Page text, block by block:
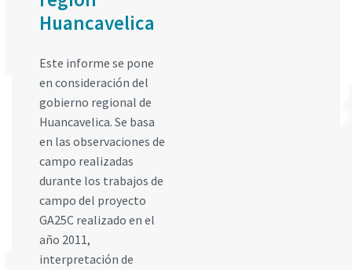
Huancavelica
Este informe se pone
en consideración del
gobierno regional de
Huancavelica. Se basa
en las observaciones de
campo realizadas
durante los trabajos de
campo del proyecto
GA25C realizado en el
año 2011,
interpretación de